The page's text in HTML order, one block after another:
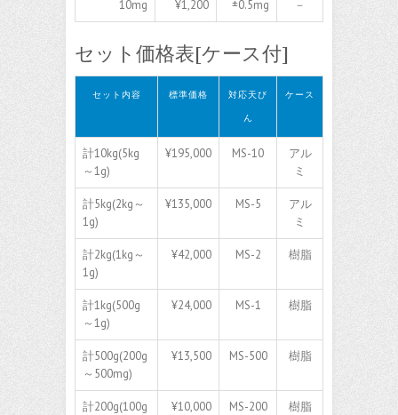
10mg ¥1,200 ±0.5mg －
セット価格表[ケース付]
セット内容 標準価格
対応天び
ん
ケース
計10kg(5kg
～1g)
¥195,000 MS-10
アル
ミ
計5kg(2kg～
1g)
¥135,000 MS-5
アル
ミ
計2kg(1kg～
1g)
¥42,000 MS-2 樹脂
計1kg(500g
～1g)
¥24,000 MS-1 樹脂
計500g(200g
～500mg)
¥13,500 MS-500 樹脂
計200g(100g
¥10,000 MS-200 樹脂